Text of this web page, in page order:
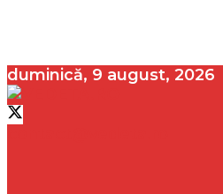
duminică, 9 august, 2026